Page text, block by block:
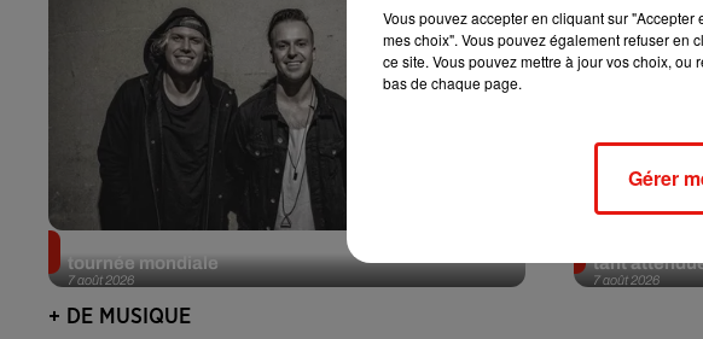
7 août 2026
RÜFÜS DU SOL annonce un nouvel album après sa
tournée mondiale
7 août 2026
tant
+ DE MUSIQUE
Vous pouvez accepter en cliquant sur
mes choix". Vous pouvez également refuser en
ce site. Vous pouvez mettre à jour vos choix,
bas de chaque page.
Gérer